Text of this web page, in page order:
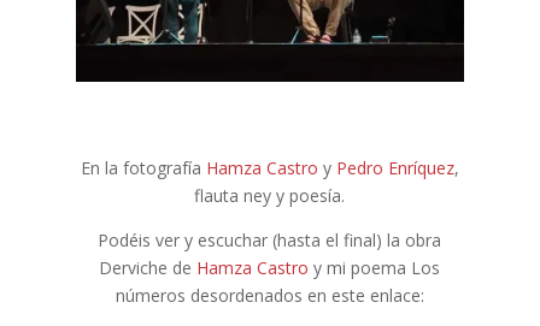
En la fotografía Hamza Castro y Pedro Enríquez,
flauta ney y poesía.
Podéis ver y escuchar (hasta el final) la obra
Derviche de Hamza Castro y mi poema Los
números desordenados en este enlace: